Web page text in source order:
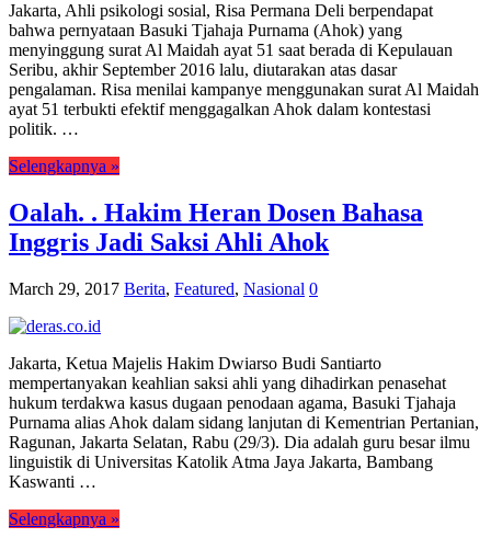
Jakarta, Ahli psikologi sosial, Risa Permana Deli berpendapat
bahwa pernyataan Basuki Tjahaja Purnama (Ahok) yang
menyinggung surat Al Maidah ayat 51 saat berada di Kepulauan
Seribu, akhir September 2016 lalu, diutarakan atas dasar
pengalaman. Risa menilai kampanye menggunakan surat Al Maidah
ayat 51 terbukti efektif menggagalkan Ahok dalam kontestasi
politik. …
Selengkapnya »
Oalah. . Hakim Heran Dosen Bahasa
Inggris Jadi Saksi Ahli Ahok
March 29, 2017 Berita, Featured, Nasional 0
Jakarta, Ketua Majelis Hakim Dwiarso Budi Santiarto
mempertanyakan keahlian saksi ahli yang dihadirkan penasehat
hukum terdakwa kasus dugaan penodaan agama, Basuki Tjahaja
Purnama alias Ahok dalam sidang lanjutan di Kementrian Pertanian,
Ragunan, Jakarta Selatan, Rabu (29/3). Dia adalah guru besar ilmu
linguistik di Universitas Katolik Atma Jaya Jakarta, Bambang
Kaswanti …
Selengkapnya »